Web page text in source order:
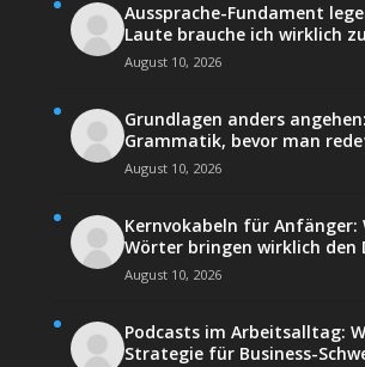
Aussprache-Fundament
Laute brauche ich wirklich
August 10, 2026
Grundlagen anders
Grammatik, bevor man
August 10, 2026
Kernvokabeln für Anfänger:
Wörter bringen wirklich den
August 10, 2026
Podcasts im Arbeitsalltag:
Strategie für Business-